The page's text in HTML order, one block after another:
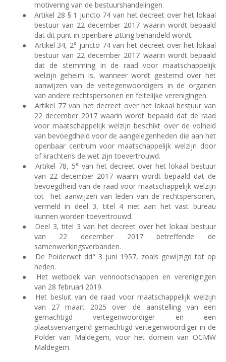
motivering van de bestuurshandelingen.
●
Artikel 28 § 1 juncto 74 van het decreet over het lokaal
bestuur van 22 december 2017 waarin wordt bepaald
dat dit punt in openbare zitting behandeld wordt.
●
Artikel 34, 2° juncto 74 van het decreet over het lokaal
bestuur van 22 december 2017 waarin wordt bepaald
dat de stemming in de raad voor maatschappelijk
welzijn geheim is, wanneer wordt gestemd over het
aanwijzen van de vertegenwoordigers in de organen
van andere rechtspersonen en feitelijke verenigingen.
●
Artikel 77 van het decreet over het lokaal bestuur van
22 december 2017 waarin wordt bepaald dat de raad
voor maatschappelijk welzijn beschikt over de volheid
van bevoegdheid voor de aangelegenheden die aan het
openbaar centrum voor maatschappelijk welzijn door
of krachtens de wet zijn toevertrouwd.
●
Artikel 78, 5° van het decreet over het lokaal bestuur
van 22 december 2017 waarin wordt bepaald dat de
bevoegdheid van de raad voor maatschappelijk welzijn
tot
het aanwijzen van leden van de rechtspersonen,
vermeld in deel 3, titel 4 niet aan het vast bureau
kunnen worden toevertrouwd.
●
Deel 3, titel 3 van het decreet over het lokaal bestuur
van 22 december 2017 betreffende de
samenwerkingsverbanden.
●
De Polderwet dd° 3 juni 1957, zoals gewijzigd tot op
heden.
●
Het wetboek van vennootschappen en verenigingen
van 28 februari 2019.
●
Het besluit van de raad voor maatschappelijk welzijn
van 27 maart 2025 over de aanstelling van een
gemachtigd vertegenwoordiger en een
plaatsvervangend gemachtigd vertegenwoordiger in de
Polder van Maldegem, voor het domein van OCMW
Maldegem.